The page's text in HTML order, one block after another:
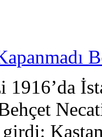
1916’da
Behçet